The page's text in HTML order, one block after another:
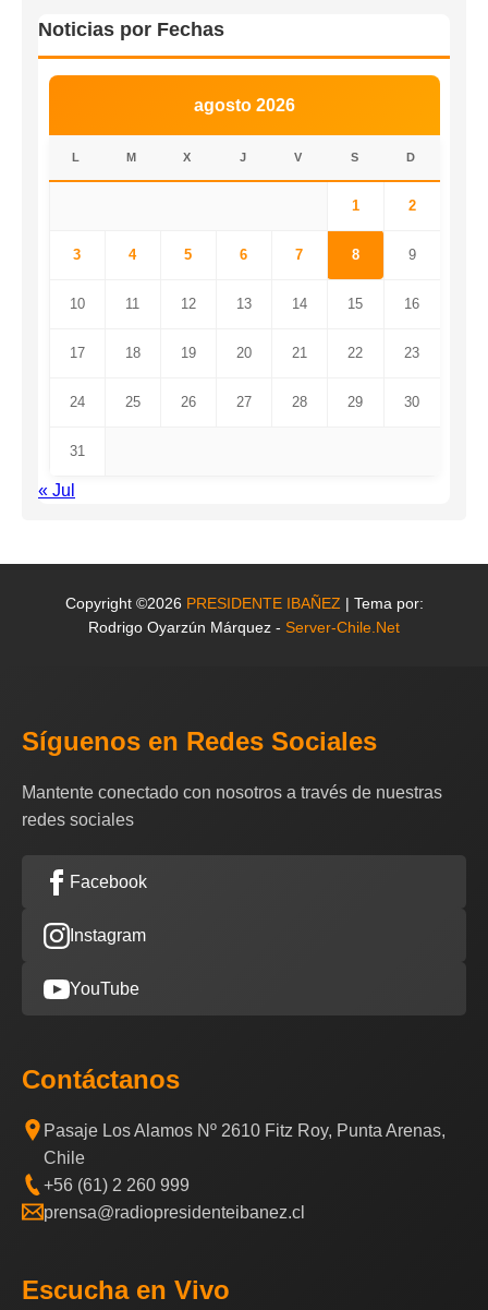
Noticias por Fechas
agosto 2026
L M X J V S D
1 2
3 4 5 6 7 8 9
10 11 12 13 14 15 16
17 18 19 20 21 22 23
24 25 26 27 28 29 30
31
« Jul
Copyright ©2026 PRESIDENTE IBAÑEZ | Tema por:
Rodrigo Oyarzún Márquez - Server-Chile.Net
Síguenos en Redes Sociales
Mantente conectado con nosotros a través de nuestras
redes sociales
Facebook
Instagram
YouTube
Contáctanos
Pasaje Los Alamos Nº 2610 Fitz Roy, Punta Arenas,
Chile
+56 (61) 2 260 999
prensa@radiopresidenteibanez.cl
Escucha en Vivo